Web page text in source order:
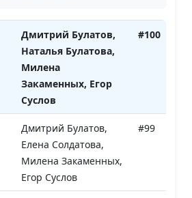
Дмитрий Булатов,
Наталья Булатова,
Милена
Закаменных, Егор
Суслов
#100
Дмитрий Булатов,
Елена Солдатова,
Милена Закаменных,
Егор Суслов
#99